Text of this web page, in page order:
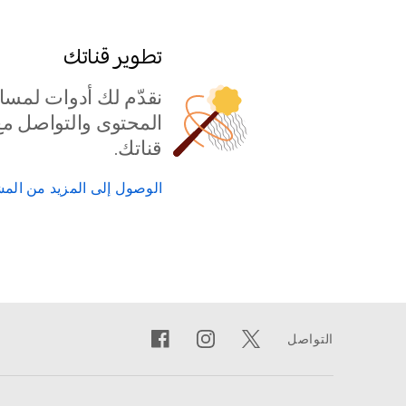
تطوير قناتك
نقدّم لك أدوات
المحتوى والتواصل
قناتك.
الوصول إلى المزيد من
التواصل